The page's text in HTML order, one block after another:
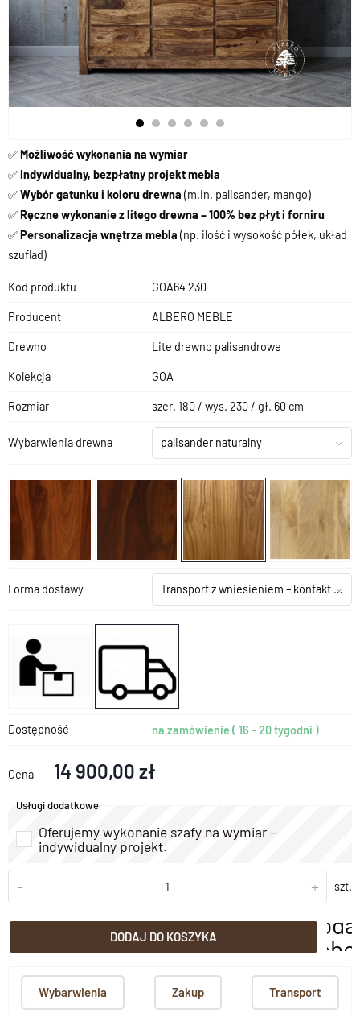
✅Możliwość wykonania na wymiar
✅Indywidualny, bezpłatny projekt mebla
✅Wybór gatunku i koloru drewna (m.in. palisander, mango)
✅Ręczne wykonanie z litego drewna – 100% bez płyt i forniru
✅Personalizacja wnętrza mebla (np. ilość i wysokość półek, układ
szuflad)
Kod produktu GOA64 230
Producent ALBERO MEBLE
Drewno Lite drewno palisandrowe
Kolekcja GOA
Rozmiar szer. 180 / wys. 230 / gł. 60 cm
Wybarwienia drewna palisander naturalny
Forma dostawy Transport z wniesieniem – kontakt z salonem
Dostępność na zamówienie ( 16 - 20 tygodni )
Cena 14 900,00 zł
Usługi dodatkowe
Oferujemy wykonanie szafy na wymiar –
indywidualny projekt.
- + szt.
DODAJ DO KOSZYKA
Wybarwienia Zakup Transport